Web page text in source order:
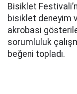
Bisiklet
bisiklet deneyim
akrobasi
sorumluluk
beğeni topladı.